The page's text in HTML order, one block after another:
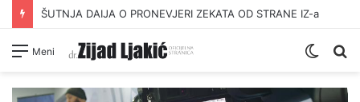
ŠUTNJA DAIJA O PRONEVJERI ZEKATA OD STRANE IZ-a
Meni
Switch